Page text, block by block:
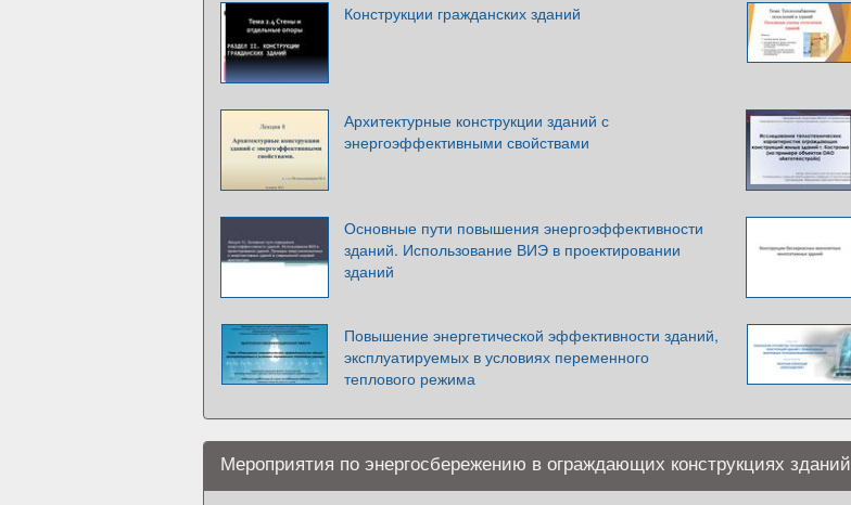
Конструкции гражданских зданий
Архитектурные конструкции зданий с
энергоэффективными свойствами
Основные пути повышения энергоэффективности
зданий. Использование ВИЭ в проектировании
зданий
Повышение энергетической эффективности зданий,
эксплуатируемых в условиях переменного
теплового режима
Мероприятия по энергосбережению в ограждающих конструкциях зданий